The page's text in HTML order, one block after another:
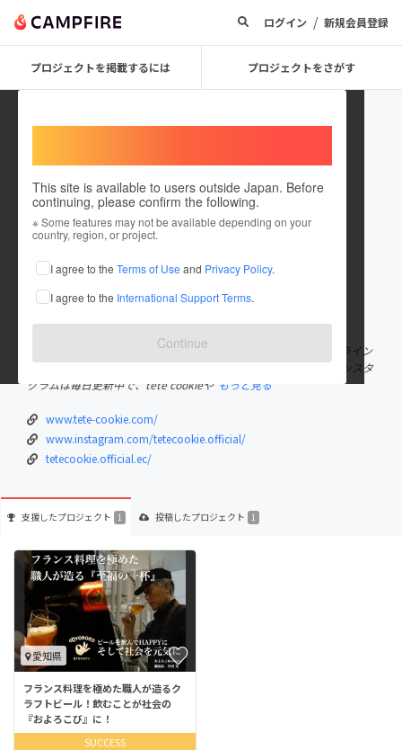
ログイン / 新規会員登録
プロジェクトを掲載するには プロジェクトをさがす
This site is available to users outside Japan. Before
continuing, please confirm the following.
※ Some features may not be available depending on your
country, region, or project.
I agree to the Terms of Use and Privacy Policy.
I agree to the International Support Terms.
Continue
tete_cookie
これまでに1回支援して1件のプロジェクトを投稿しています
在住国：日本 現在地：未設定
出身国：日本 出身地：未設定
北海道、札幌、円山でCBDクッキーを作っています。 現在はオンライン
ショップでの販売ですが、店舗を作るために活動しています。 インスタ
グラムは毎日更新中で、tete cookieや もっと見る
www.tete-cookie.com/
www.instagram.com/tetecookie.official/
tetecookie.official.ec/
支援したプロジェクト 1 投稿したプロジェクト 1
愛知県
フランス料理を極めた職人が造るク
ラフトビール！飲むことが社会の
『およろこび』に！
SUCCESS